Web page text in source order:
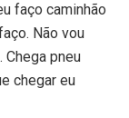
faço caminhão
Não vou
pneu
chegar eu